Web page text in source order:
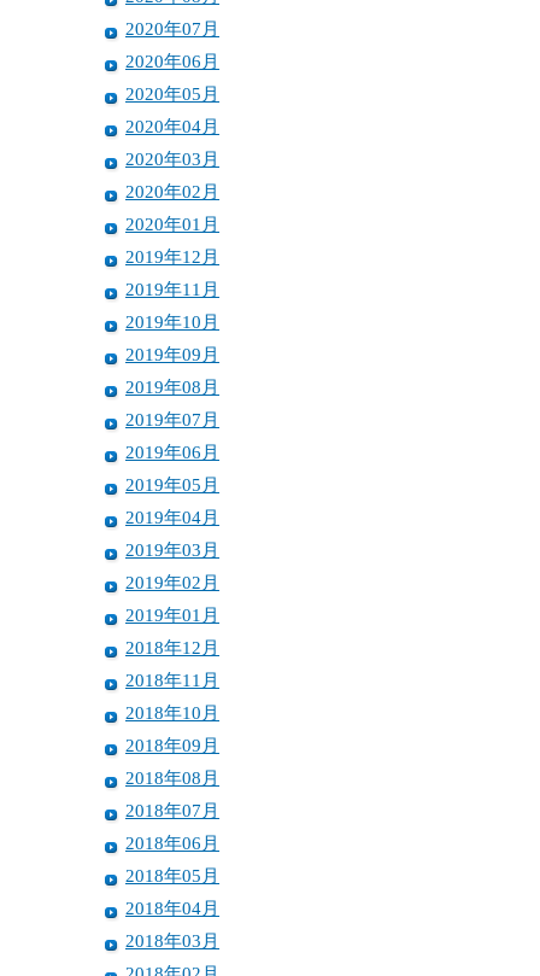
2020年07月
2020年06月
2020年05月
2020年04月
2020年03月
2020年02月
2020年01月
2019年12月
2019年11月
2019年10月
2019年09月
2019年08月
2019年07月
2019年06月
2019年05月
2019年04月
2019年03月
2019年02月
2019年01月
2018年12月
2018年11月
2018年10月
2018年09月
2018年08月
2018年07月
2018年06月
2018年05月
2018年04月
2018年03月